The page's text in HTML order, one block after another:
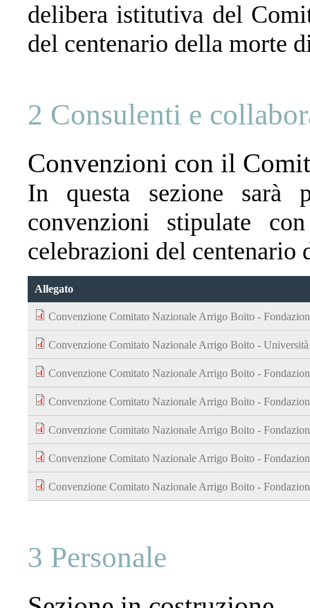
delibera istitutiva del
del centenario della morte
2 Consulenti e
Convenzioni con il
In questa sezione sarà
convenzioni stipulate
celebrazioni del
Allegato
Convenzione Comitato Nazionale Arrigo Boito -
Convenzione Comitato Nazionale Arrigo Boito - Università
Convenzione Comitato Nazionale Arrigo Boito -
Convenzione Comitato Nazionale Arrigo Boito -
Convenzione Comitato Nazionale Arrigo Boito -
Convenzione Comitato Nazionale Arrigo Boito -
Convenzione Comitato Nazionale Arrigo Boito -
3 Personale